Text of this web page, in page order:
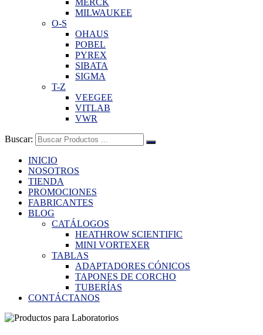
MILWAUKEE
O-S
OHAUS
POBEL
PYREX
SIBATA
SIGMA
T-Z
VEEGEE
VITLAB
VWR
Buscar:
INICIO
NOSOTROS
TIENDA
PROMOCIONES
FABRICANTES
BLOG
CATÁLOGOS
HEATHROW SCIENTIFIC
MINI VORTEXER
TABLAS
ADAPTADORES CÓNICOS
TAPONES DE CORCHO
TUBERÍAS
CONTÁCTANOS